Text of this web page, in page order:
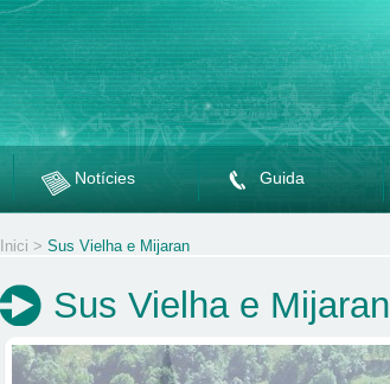
Notícies Guida
Inici > Sus Vielha e Mijaran
Sus Vielha e Mijaran